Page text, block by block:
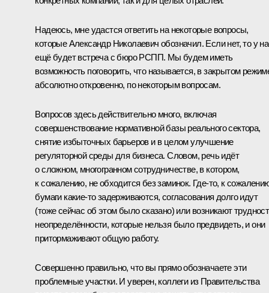
Надеюсь, мне удастся ответить на некоторые вопросы,
которые Александр Николаевич обозначил. Если нет, то у
ещё будет встреча с бюро РСПП. Мы будем иметь
возможность поговорить, что называется, в закрытом
абсолютно откровенно, по некоторым вопросам.
Вопросов здесь действительно много, включая
совершенствование нормативной базы реального сектора,
снятие избыточных барьеров и в целом улучшение
регуляторной среды для бизнеса. Словом, речь идёт
о сложном, многогранном сотрудничестве, в котором,
к сожалению, не обходится без заминок. Где-то, к
бумаги какие-то задерживаются, согласования долго идут
(тоже сейчас об этом было сказано) или возникают
неопределённости, которые нельзя было предвидеть, и они
притормаживают общую работу.
Совершенно правильно, что вы прямо обозначаете эти
проблемные участки. И уверен, коллеги из Правительства